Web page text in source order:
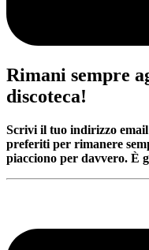
Rimani sempre
discoteca!
Scrivi il tuo indirizzo
preferiti per rimanere
piacciono per davvero. È